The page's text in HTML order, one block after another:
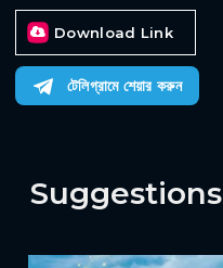
Download Link
টেলিগ্রামে শেয়ার করুন
Suggestions